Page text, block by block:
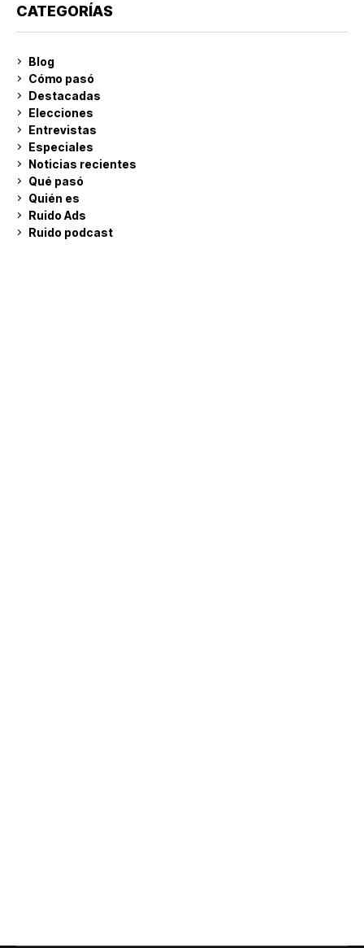
CATEGORÍAS
Blog
Cómo pasó
Destacadas
Elecciones
Entrevistas
Especiales
Noticias recientes
Qué pasó
Quién es
Ruido Ads
Ruido podcast